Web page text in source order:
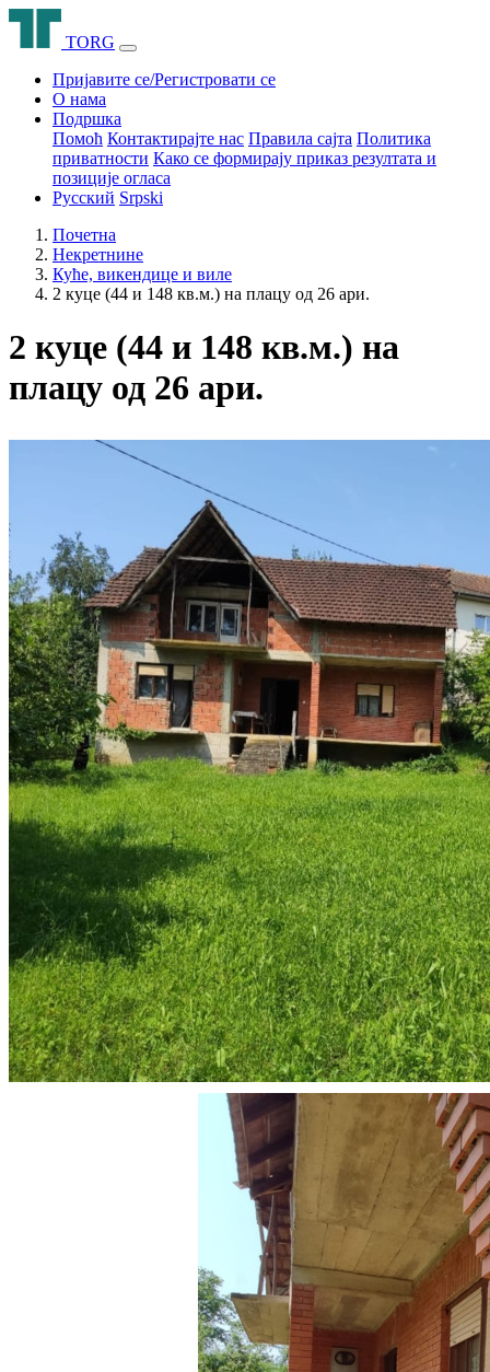
TORG
Пријавите се/Регистровати се
О нама
Подршка
Помоћ Контактирајте нас Правила сајта Политика
приватности Како се формирају приказ резултата и
позиције огласа
Русский Srpski
Почетна
Некретнине
Куће, викендице и виле
2 куце (44 и 148 кв.м.) на плацу од 26 ари.
2 куце (44 и 148 кв.м.) на
плацу од 26 ари.